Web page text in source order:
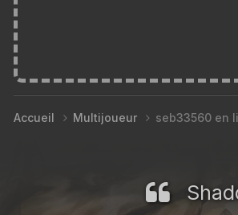
Accueil Multijoueur seb33560 en